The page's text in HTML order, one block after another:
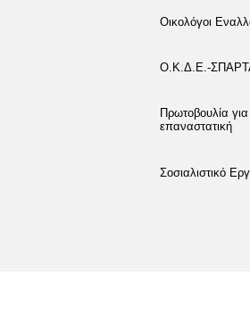
Οικολόγοι
Ο.Κ.Δ.Ε.-
Πρωτοβουλία
επαναστατική
Σοσιαλιστικό